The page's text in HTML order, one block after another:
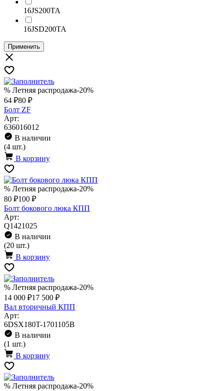
16JS200TA
16JSD200TA
Применить
% Летняя распродажа-20%
64 ₽80 ₽
Болт ZF
Арт:
636016012
В наличии
(4 шт.)
В корзину
% Летняя распродажа-20%
80 ₽100 ₽
Болт бокового люка КПП
Арт:
Q1421025
В наличии
(20 шт.)
В корзину
% Летняя распродажа-20%
14 000 ₽17 500 ₽
Вал вторичный КПП
Арт:
6DSX180T-1701105B
В наличии
(1 шт.)
В корзину
% Летняя распродажа-20%